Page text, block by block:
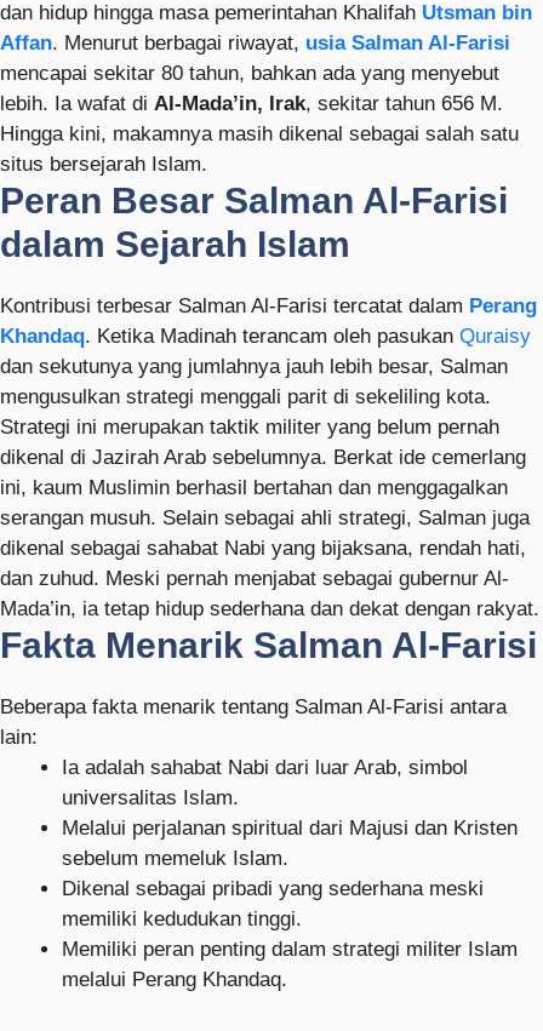
dan hidup hingga masa pemerintahan Khalifah Utsman bin
Affan. Menurut berbagai riwayat, usia Salman Al-Farisi
mencapai sekitar 80 tahun, bahkan ada yang menyebut
lebih. Ia wafat di Al-Mada’in, Irak, sekitar tahun 656 M.
Hingga kini, makamnya masih dikenal sebagai salah satu
situs bersejarah Islam.
Peran Besar Salman Al-Farisi
dalam Sejarah Islam
Kontribusi terbesar Salman Al-Farisi tercatat dalam Perang
Khandaq. Ketika Madinah terancam oleh pasukan Quraisy
dan sekutunya yang jumlahnya jauh lebih besar, Salman
mengusulkan strategi menggali parit di sekeliling kota.
Strategi ini merupakan taktik militer yang belum pernah
dikenal di Jazirah Arab sebelumnya. Berkat ide cemerlang
ini, kaum Muslimin berhasil bertahan dan menggagalkan
serangan musuh. Selain sebagai ahli strategi, Salman juga
dikenal sebagai sahabat Nabi yang bijaksana, rendah hati,
dan zuhud. Meski pernah menjabat sebagai gubernur Al-
Mada’in, ia tetap hidup sederhana dan dekat dengan rakyat.
Fakta Menarik Salman Al-Farisi
Beberapa fakta menarik tentang Salman Al-Farisi antara
lain:
Ia adalah sahabat Nabi dari luar Arab, simbol
universalitas Islam.
Melalui perjalanan spiritual dari Majusi dan Kristen
sebelum memeluk Islam.
Dikenal sebagai pribadi yang sederhana meski
memiliki kedudukan tinggi.
Memiliki peran penting dalam strategi militer Islam
melalui Perang Khandaq.